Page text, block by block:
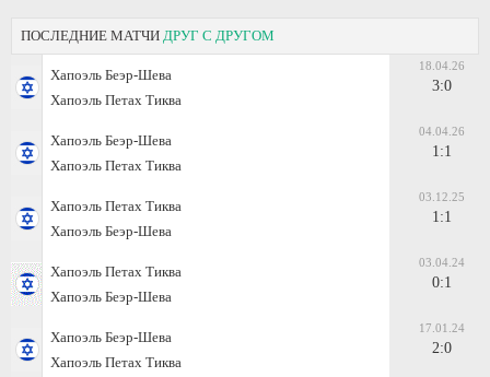
ПОСЛЕДНИЕ МАТЧИ ДРУГ С ДРУГОМ
Хапоэль Беэр-Шева
Хапоэль Петах Тиква
18.04.26
3:0
Хапоэль Беэр-Шева
Хапоэль Петах Тиква
04.04.26
1:1
Хапоэль Петах Тиква
Хапоэль Беэр-Шева
03.12.25
1:1
Хапоэль Петах Тиква
Хапоэль Беэр-Шева
03.04.24
0:1
Хапоэль Беэр-Шева
Хапоэль Петах Тиква
17.01.24
2:0